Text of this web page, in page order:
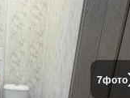
7фото